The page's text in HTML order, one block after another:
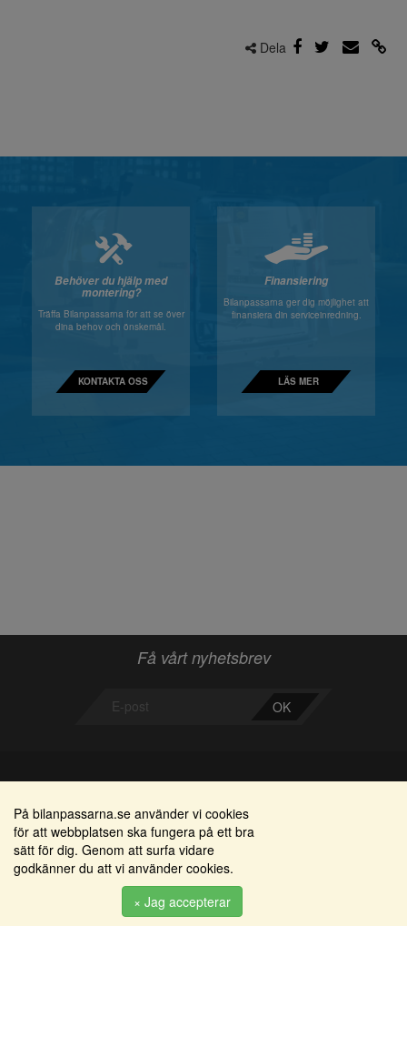
Dela
Behöver du hjälp med
montering?
Träffa Bilanpassarna för att se över
dina behov och önskemål.
KONTAKTA OSS
Finansiering
Bilanpassarna ger dig möjlighet att
finansiera din serviceinredning.
LÄS MER
Få vårt nyhetsbrev
OK
Bilanpassarna
Smedjegatan 22
352 46 Växjö
info@bilanpassarna.se
Områden
Alkomätare / alkolås
Elprodukter
Serviceinredningar
Tillbehörs artiklar
På bilanpassarna.se använder vi cookies
för att webbplatsen ska fungera på ett bra
sätt för dig. Genom att surfa vidare
godkänner du att vi använder cookies.
× Jag accepterar